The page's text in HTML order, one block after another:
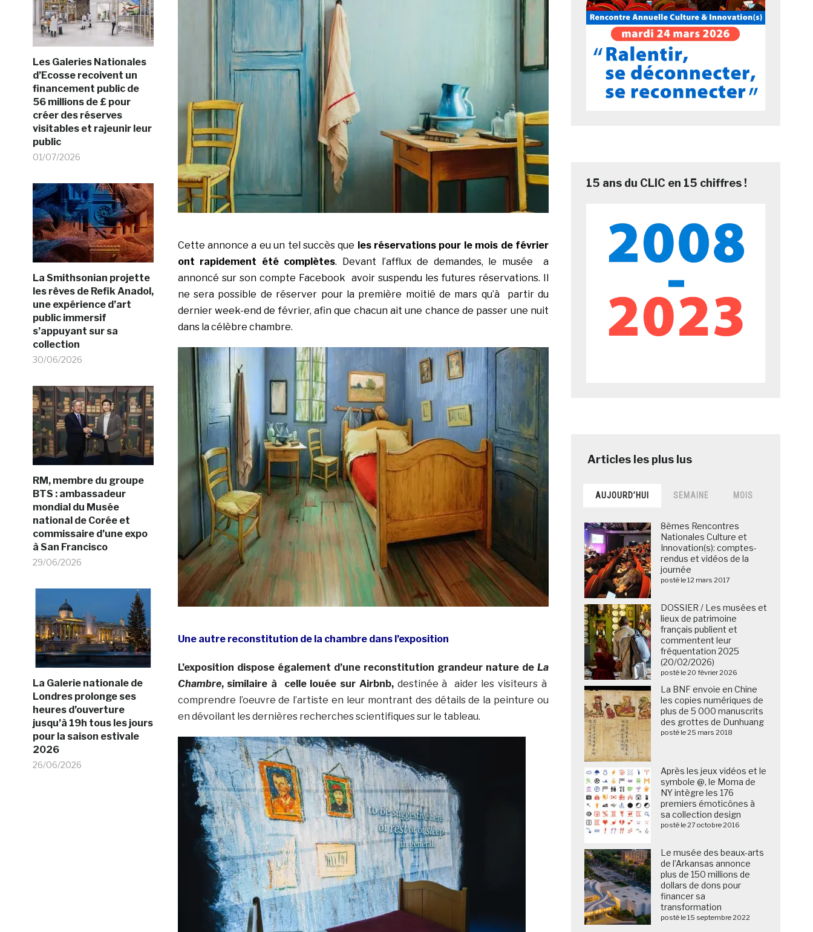
Les Galeries Nationales
d’Ecosse recoivent un
financement public de
56 millions de £ pour
créer des réserves
visitables et rajeunir leur
public
01/07/2026
La Smithsonian projette
les rêves de Refik Anadol,
une expérience d’art
public immersif
s’appuyant sur sa
collection
30/06/2026
RM, membre du groupe
BTS : ambassadeur
mondial du Musée
national de Corée et
commissaire d’une expo
à San Francisco
29/06/2026
La Galerie nationale de
Londres prolonge ses
heures d’ouverture
jusqu’à 19h tous les jours
pour la saison estivale
2026
26/06/2026
Cette annonce a eu un tel succès que les réservations pour le mois de février
ont rapidement été complètes. Devant l’afflux de demandes, le musée a
annoncé sur son compte Facebook avoir suspendu les futures réservations. Il
ne sera possible de réserver pour la première moitié de mars qu’à partir du
dernier week-end de février, afin que chacun ait une chance de passer une nuit
dans la célèbre chambre.
Une autre reconstitution de la chambre dans l’exposition
L’exposition dispose également d’une reconstitution grandeur nature de La
Chambre, similaire à celle louée sur Airbnb, destinée à aider les visiteurs à
comprendre l’oeuvre de l’artiste en leur montrant des détails de la peinture ou
en dévoilant les dernières recherches scientifiques sur le tableau.
15 ans du CLIC en 15 chiffres !
AUJOURD’HUI SEMAINE MOIS
8èmes Rencontres
Nationales Culture et
Innovation(s): comptes-
rendus et vidéos de la
journée
posté le 12 mars 2017
DOSSIER / Les musées et
lieux de patrimoine
français publient et
commentent leur
fréquentation 2025
(20/02/2026)
posté le 20 février 2026
La BNF envoie en Chine
les copies numériques de
plus de 5 000 manuscrits
des grottes de Dunhuang
posté le 25 mars 2018
Après les jeux vidéos et le
symbole @, le Moma de
NY intègre les 176
premiers émoticônes à
sa collection design
posté le 27 octobre 2016
Le musée des beaux-arts
de l’Arkansas annonce
plus de 150 millions de
dollars de dons pour
financer sa
transformation
posté le 15 septembre 2022